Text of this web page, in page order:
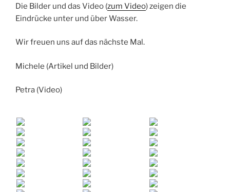
Die Bilder und das Video (zum Video) zeigen die
Eindrücke unter und über Wasser.
Wir freuen uns auf das nächste Mal.
Michele (Artikel und Bilder)
Petra (Video)